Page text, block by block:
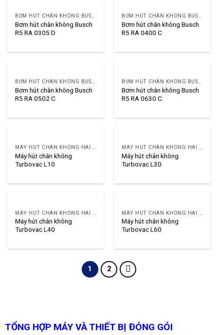
Bơm hút chân không Busch
R5 RA 0305 D
Bơm hút chân không Busch
R5 RA 0400 C
Bơm hút chân không Busch
R5 RA 0502 C
Bơm hút chân không Busch
R5 RA 0630 C
Máy hút chân không
Turbovac L10
Máy hút chân không
Turbovac L30
Máy hút chân không
Turbovac L40
Máy hút chân không
Turbovac L60
1 2
TỔNG HỢP MÁY VÀ THIẾT BỊ ĐÓNG GÓI